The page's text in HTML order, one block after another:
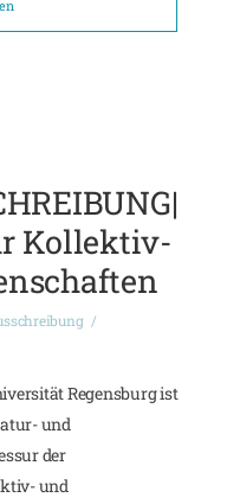
Kollektiv-
Regensburg ist
und
der
und